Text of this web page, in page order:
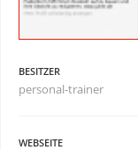
BESITZER
personal-trainer
WEBSEITE